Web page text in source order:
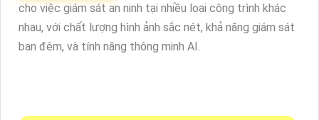
cho việc giám sát an ninh tại nhiều loại công trình khác
nhau, với chất lượng hình ảnh sắc nét, khả năng giám sát
ban đêm, và tính năng thông minh AI.